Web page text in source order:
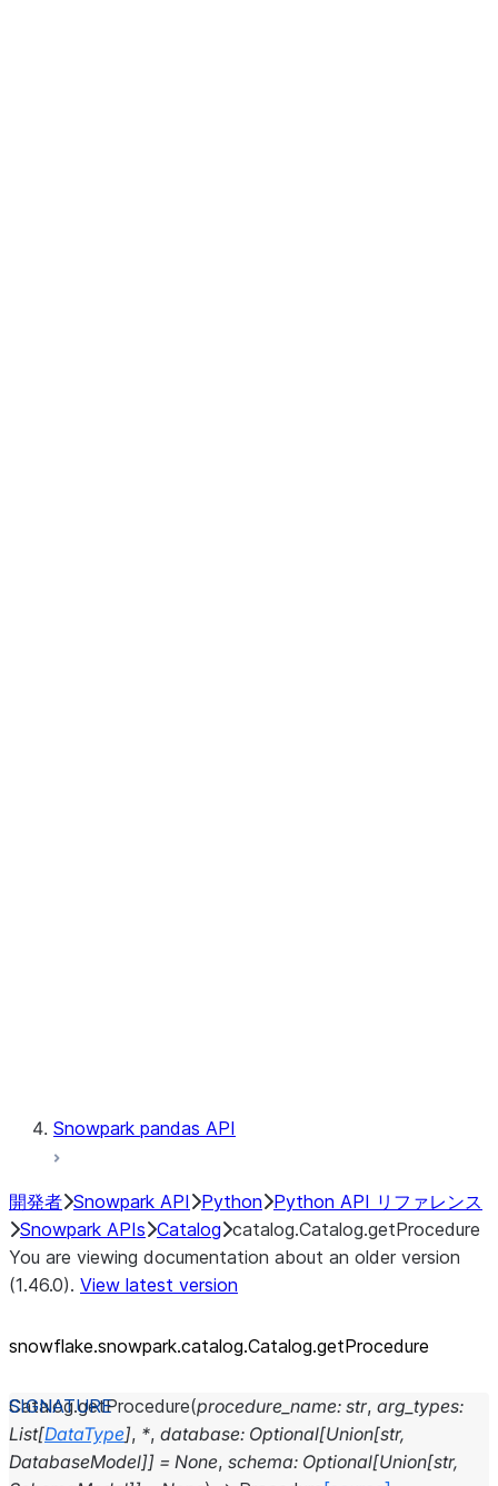
Snowpark pandas API
開発者 Snowpark API Python Python API リファレンス
Snowpark APIs Catalog catalog.Catalog.getProcedure
You are viewing documentation about an older version
(1.46.0). View latest version
snowflake.snowpark.catalog.Catalog.getProcedure
Catalog.getProcedure(procedure_name: str, arg_types:
List[DataType], *, database: Optional[Union[str,
DatabaseModel]] = None, schema: Optional[Union[str,